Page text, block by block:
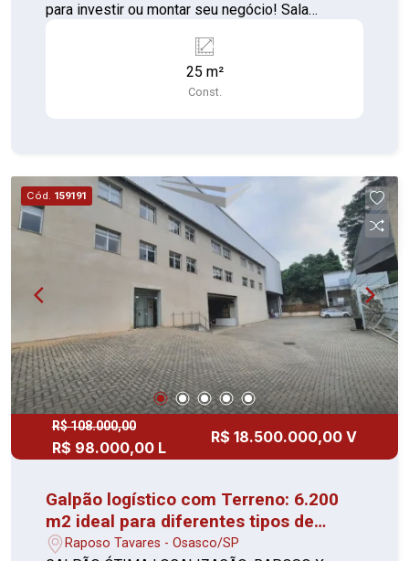
para investir ou montar seu negócio! Sala
Osasco, a apenas 30 metros da Estação de Trem
de Osasco e em frente ao novo Shopping
Região de grande movimento e valorização Ideal
para escritórios, consultórios ou pequenos
comércios Próximo à Av. dos Autonomistas e
principais vias de Osasco
25 m²
Const.
Cód. 159191
R$ 108.000,00
R$ 98.000,00 L
R$ 18.500.000,00 V
Galpão logístico com Terreno: 6.200
m2 ideal para diferentes tipos de
negócios.
Raposo Tavares - Osasco/SP